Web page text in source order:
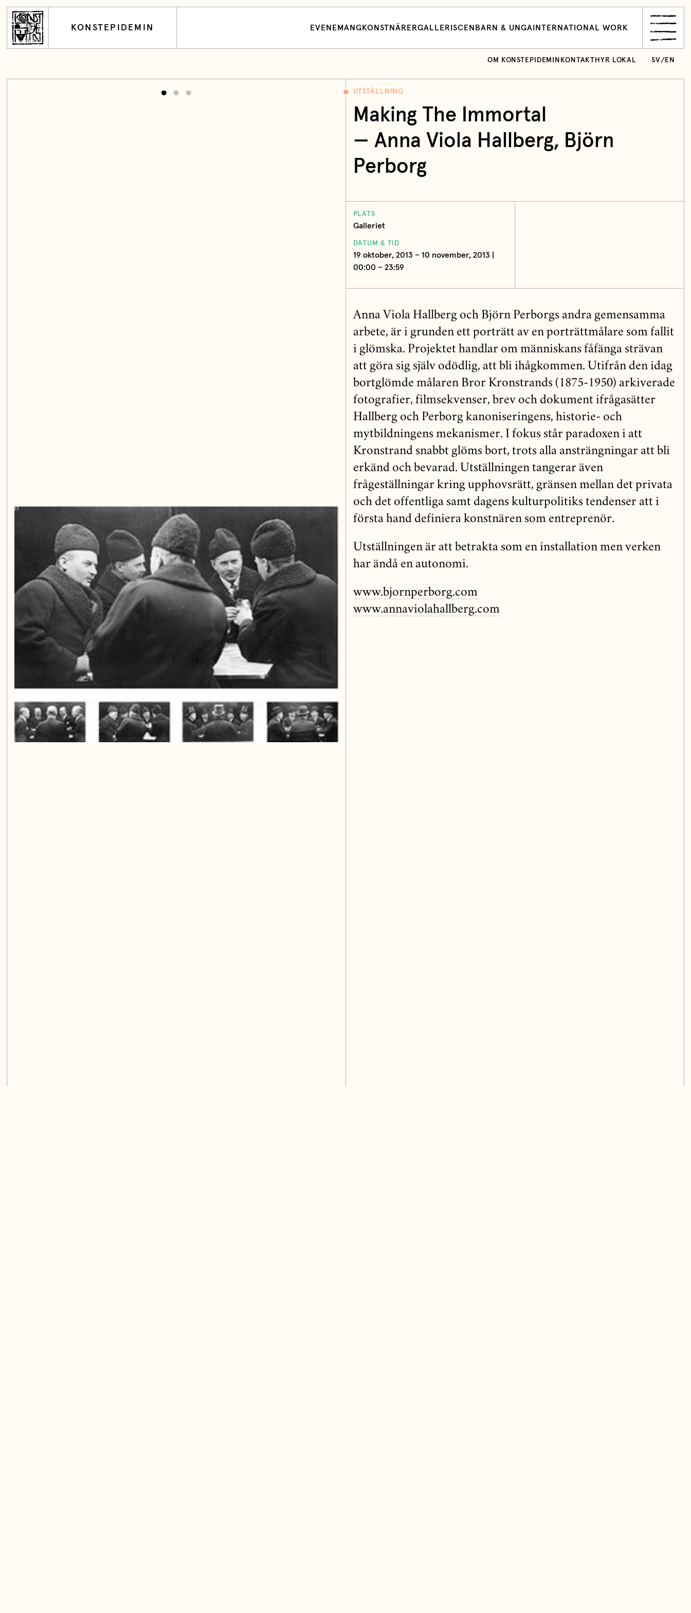
KONSTEPIDEMIN EVENEMANG KONSTNÄRERGALLERI SCEN BARN & UNGA INTERNATIONAL WORK
OM KONSTEPIDEMIN KONTAKT HYR LOKAL SV/ EN
UTSTÄLLNING
Making The Immortal
— Anna Viola Hallberg, Björn
Perborg
PLATS
Galleriet
DATUM & TID
19 oktober, 2013 – 10 november, 2013 |
00:00 – 23:59
Anna Viola Hallberg och Björn Perborgs andra gemensamma
arbete, är i grunden ett porträtt av en porträttmålare som fallit
i glömska. Projektet handlar om människans fåfänga strävan
att göra sig själv odödlig, att bli ihågkommen. Utifrån den idag
bortglömde målaren Bror Kronstrands (1875-1950) arkiverade
fotografier, filmsekvenser, brev och dokument ifrågasätter
Hallberg och Perborg kanoniseringens, historie- och
mytbildningens mekanismer. I fokus står paradoxen i att
Kronstrand snabbt glöms bort, trots alla ansträngningar att bli
erkänd och bevarad. Utställningen tangerar även
frågeställningar kring upphovsrätt, gränsen mellan det privata
och det offentliga samt dagens kulturpolitiks tendenser att i
första hand definiera konstnären som entreprenör.
Utställningen är att betrakta som en installation men verken
har ändå en autonomi.
www.bjornperborg.com
www.annaviolahallberg.com